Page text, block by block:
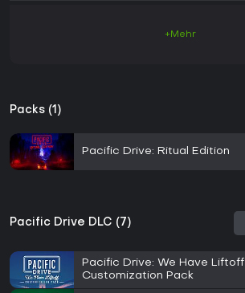
+Mehr
Packs (1)
Pacific Drive: Ritual Edition
Pacific Drive DLC (7)
Pacific Drive: We Have Liftoff
Customization Pack